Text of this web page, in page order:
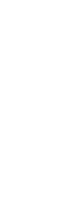
una serie de
tras los recientes